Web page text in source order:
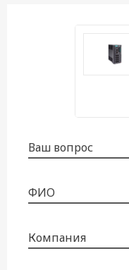
Ваш вопрос
ФИО
Компания